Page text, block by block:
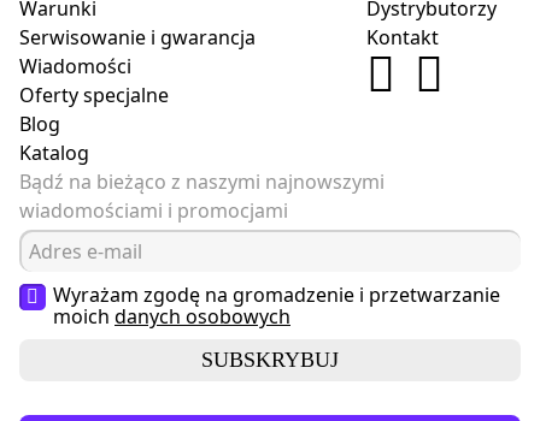
Warunki
Serwisowanie i gwarancja
Wiadomości
Oferty specjalne
Blog
Katalog
Dystrybutorzy
Kontakt
Bądź na bieżąco z naszymi najnowszymi
wiadomościami i promocjami
Wyrażam zgodę na gromadzenie i przetwarzanie
moich danych osobowych
SUBSKRYBUJ